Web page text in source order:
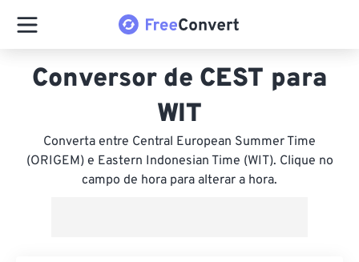
Conversor de CEST para
WIT
Converta entre Central European Summer Time
(ORIGEM) e Eastern Indonesian Time (WIT). Clique no
campo de hora para alterar a hora.